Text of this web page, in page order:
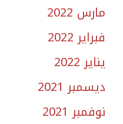
مارس 2022
فبراير 2022
يناير 2022
ديسمبر 2021
نوفمبر 2021